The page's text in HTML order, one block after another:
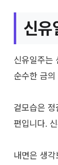
신유
신유일주는
순수한 금
겉모습은
편입니다.
내면은 생